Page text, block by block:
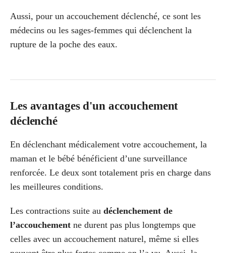
Aussi, pour un accouchement déclenché, ce sont les
médecins ou les sages-femmes qui déclenchent la
rupture de la poche des eaux.
Les avantages d'un accouchement
déclenché
En déclenchant médicalement votre accouchement, la
maman et le bébé bénéficient d’une surveillance
renforcée. Le deux sont totalement pris en charge dans
les meilleures conditions.
Les contractions suite au déclenchement de
l’accouchement ne durent pas plus longtemps que
celles avec un accouchement naturel, même si elles